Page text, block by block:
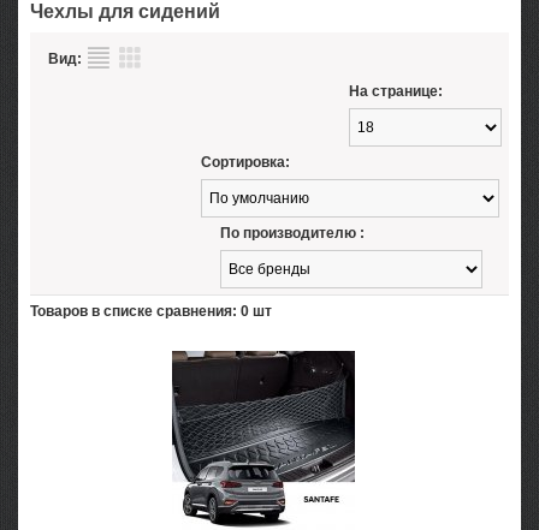
Чехлы для сидений
Вид:
На странице:
Сортировка:
По производителю :
Товаров в списке сравнения: 0 шт